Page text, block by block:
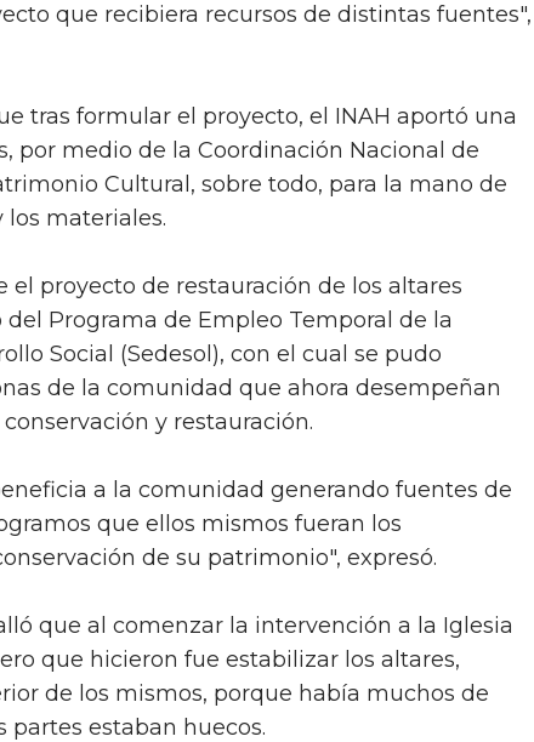
que recibiera recursos de distintas fuentes",
tras formular el proyecto, el INAH aportó una
por medio de la Coordinación Nacional de
Cultural, sobre todo, para la mano de
los materiales.
el proyecto de restauración de los altares
Programa de Empleo Temporal de la
Social (Sedesol), con el cual se pudo
de la comunidad que ahora desempeñan
y restauración.
a la comunidad generando fuentes de
que ellos mismos fueran los
de su patrimonio", expresó.
que al comenzar la intervención a la Iglesia
que hicieron fue estabilizar los altares,
de los mismos, porque había muchos de
partes estaban huecos.